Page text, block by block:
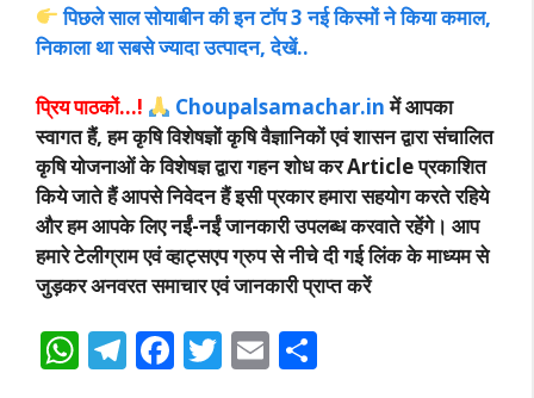
पिछले साल सोयाबीन की इन टॉप 3 नई किस्मों ने किया कमाल,
निकाला था सबसे ज्यादा उत्पादन, देखें..
प्रिय पाठकों…! Choupalsamachar.inमें आपका
स्वागत हैं, हम कृषि विशेषज्ञों कृषि वैज्ञानिकों एवं शासन द्वारा संचालित
कृषि योजनाओं के विशेषज्ञ द्वारा गहन शोध कर Article प्रकाशित
किये जाते हैं आपसे निवेदन हैं इसी प्रकार हमारा सहयोग करते रहिये
और हम आपके लिए नईं-नईं जानकारी उपलब्ध करवाते रहेंगे। आप
हमारे टेलीग्राम एवं व्हाट्सएप ग्रुप से नीचे दी गई लिंक के माध्यम से
जुड़कर अनवरत समाचार एवं जानकारी प्राप्त करें
W T F T E